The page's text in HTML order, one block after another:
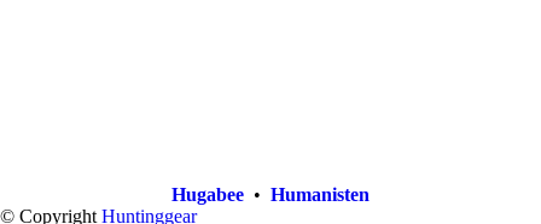
Hugabee• Humanisten
© Copyright Huntinggear